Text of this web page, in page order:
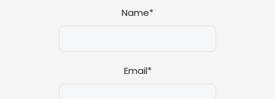
Name*
Email*